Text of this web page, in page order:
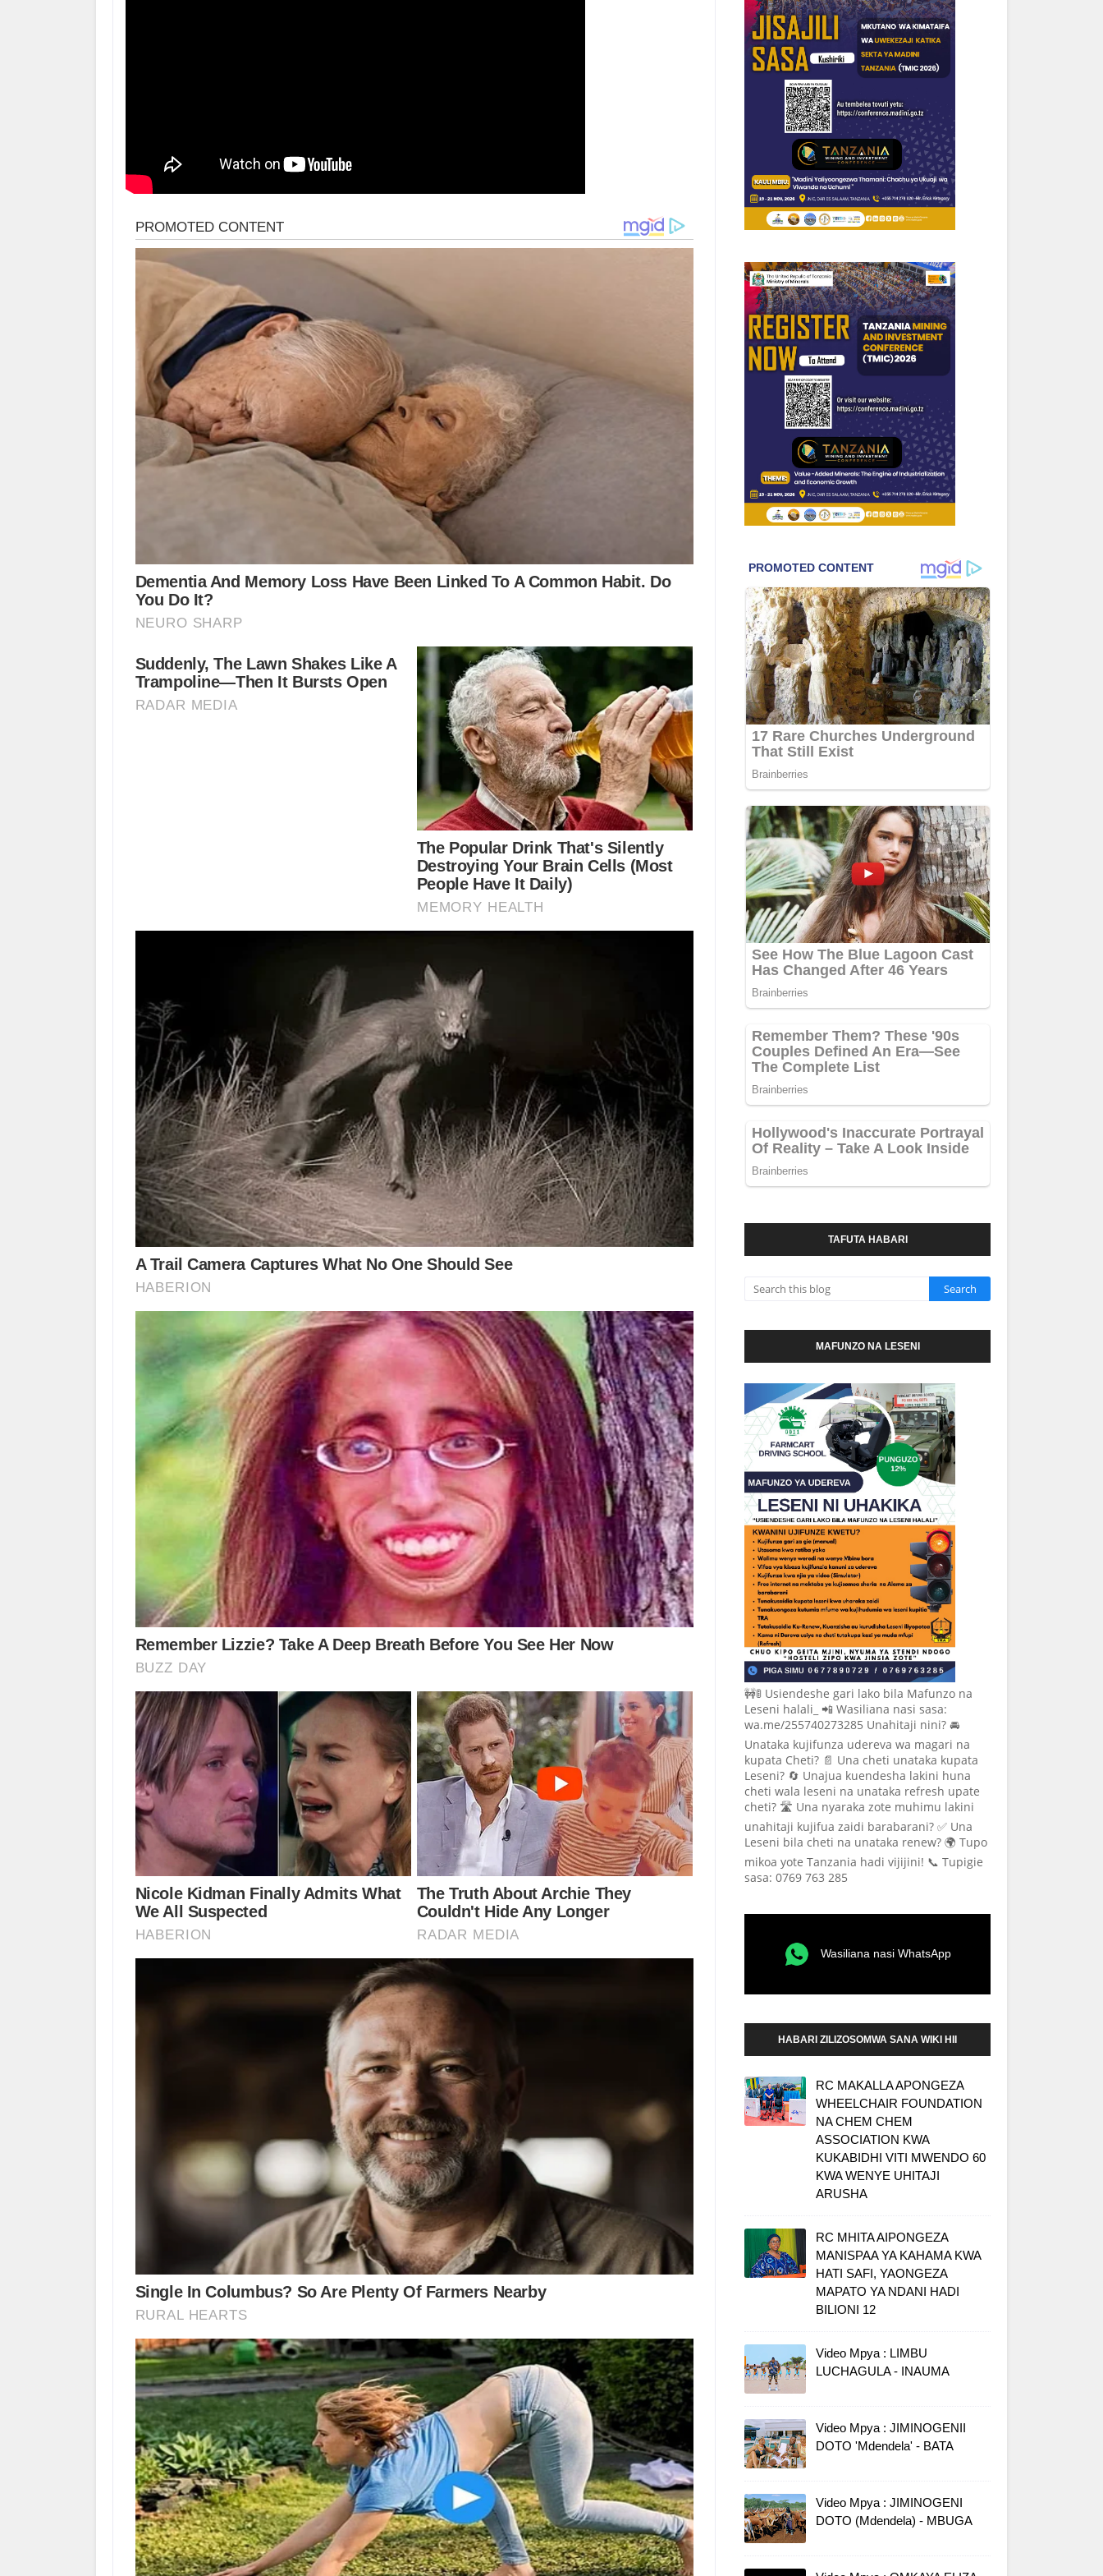
TAFUTA HABARI
MAFUNZO NA LESENI
🚧🚦 Usiendeshe gari lako bila Mafunzo na
Leseni halali_ 📲 Wasiliana nasi sasa:
wa.me/255740273285 Unahitaji nini? 🚘
Unataka kujifunza udereva wa magari na
kupata Cheti? 📄 Una cheti unataka kupata
Leseni? 🔄 Unajua kuendesha lakini huna
cheti wala leseni na unataka refresh upate
cheti? 🛣️ Una nyaraka zote muhimu lakini
unahitaji kujifua zaidi barabarani? ✅ Una
Leseni bila cheti na unataka renew? 🌍 Tupo
mikoa yote Tanzania hadi vijijini! 📞 Tupigie
sasa: 0769 763 285
Wasiliana nasi WhatsApp
HABARI ZILIZOSOMWA SANA WIKI HII
RC MAKALLA APONGEZA
WHEELCHAIR FOUNDATION
NA CHEM CHEM
ASSOCIATION KWA
KUKABIDHI VITI MWENDO 60
KWA WENYE UHITAJI
ARUSHA
RC MHITA AIPONGEZA
MANISPAA YA KAHAMA KWA
HATI SAFI, YAONGEZA
MAPATO YA NDANI HADI
BILIONI 12
Video Mpya : LIMBU
LUCHAGULA - INAUMA
Video Mpya : JIMINOGENII
DOTO 'Mdendela' - BATA
Video Mpya : JIMINOGENI
DOTO (Mdendela) - MBUGA